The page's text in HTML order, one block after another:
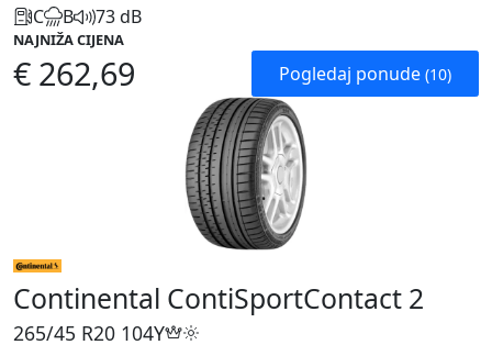
C B 73 dB
NAJNIŽA CIJENA
€ 262,69 Pogledaj ponude (10)
Continental ContiSportContact 2
265/45 R20 104Y